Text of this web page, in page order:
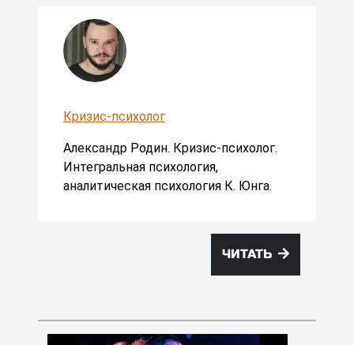
Кризис-психолог
Александр Родин. Кризис-психолог.
Интегральная психология,
аналитическая психология К. Юнга.
ЧИТАТЬ